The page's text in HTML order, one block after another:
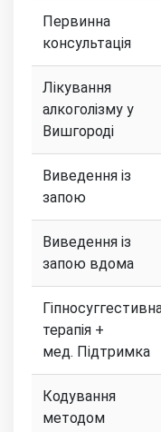
Первинна
консультація
Лікування
алкоголізму у
Вишгороді
Виведення із
запою
Виведення із
запою вдома
терапія +
мед. Підтримка
Кодування
методом